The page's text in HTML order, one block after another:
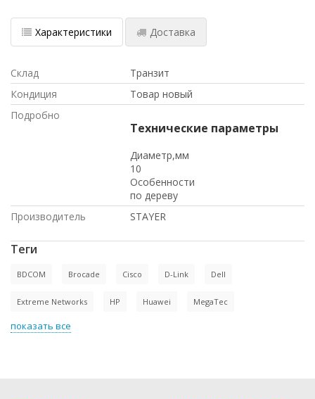
Характеристики Доставка
Склад
Транзит
Кондиция
Товар новый
Подробно
Технические параметры
Диаметр,мм
10
Особенности
по дереву
Производитель
STAYER
Теги
BDCOM Brocade Cisco D-Link Dell
Extreme Networks HP Huawei MegaTec
показать все